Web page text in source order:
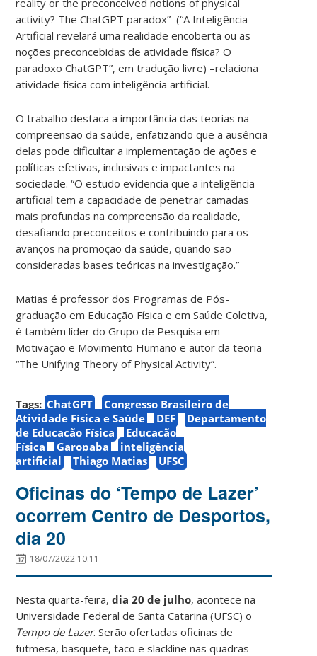
activity? The ChatGPT paradox” (“A Inteligência
Artificial revelará uma realidade encoberta ou as
noções preconcebidas de atividade física? O
paradoxo ChatGPT”, em tradução livre) –relaciona
atividade física com inteligência artificial.
O trabalhodestaca a importância das teorias na
compreensão da saúde, enfatizando que a ausência
delas pode dificultar a implementação de ações e
políticas efetivas, inclusivas e impactantes na
sociedade. “O estudo evidencia que a inteligência
artificial tem a capacidade de penetrar camadas
mais profundas na compreensão da realidade,
desafiando preconceitos e contribuindo para os
avanços na promoção da saúde, quando são
consideradas bases teóricas na investigação.”
Matias é professor dos Programas de Pós-
graduação em Educação Física e em Saúde Coletiva,
é também líder do Grupo de Pesquisa em
Motivação e Movimento Humano e autor da teoria
“The Unifying Theory of Physical Activity”.
Tags: ChatGPT
Congresso Brasileiro de
Atividade Física e Saúde
DEF
Departamento
de Educação Física
Educação
Física
Garopaba
inteligência
artificial
Thiago Matias UFSC
Oficinas do ‘Tempo de Lazer’
ocorrem Centro de Desportos,
dia 20
18/07/2022 10:11
Nesta quarta-feira,dia 20 de julho, acontece na
Universidade Federal de Santa Catarina (UFSC) o
Tempo de Lazer. Serão ofertadas oficinas de
futmesa, basquete, taco e slackline nas quadras